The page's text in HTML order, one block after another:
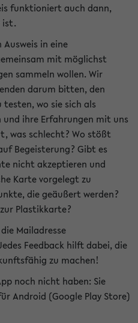
funktioniert auch dann,
ist.
in eine
mit möglichst
sammeln wollen. Wir
darum bitten, den
wo sie sich als
und ihre Erfahrungen mit uns
was schlecht? Wo stößt
Begeisterung? Gibt es
nicht akzeptieren und
Karte vorgelegt zu
die geäußert werden?
Plastikkarte?
Mailadresse
Feedback hilft dabei, die
zu machen!
noch nicht haben: Sie
Android (Google Play Store)